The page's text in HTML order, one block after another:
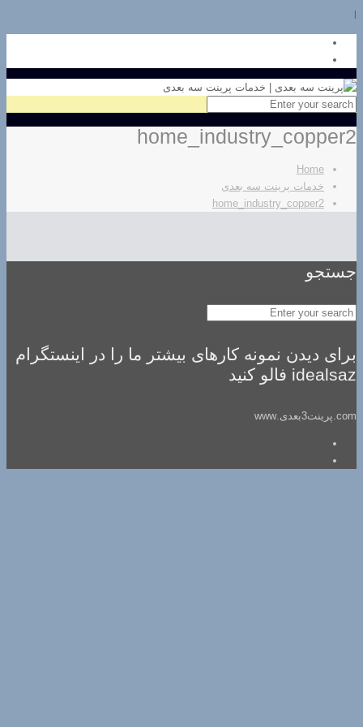
home_industry_copper2
Home
خدمات پرینت سه بعدی
home_industry_copper2
جستجو
برای دیدن نمونه کارهای بیشتر ما را در اینستگرام
idealsaz فالو کنید
com.پرینت3بعدی.www